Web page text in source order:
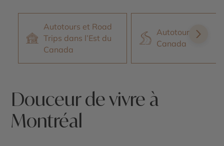
Autotours et Road
Trips dans l’Est du
Canada
Autotour au
Canada
Douceur de vivre à
Montréal